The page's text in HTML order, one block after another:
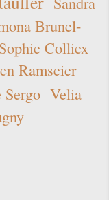
Brunel-
Sophie Colliex
Ramseier
Velia